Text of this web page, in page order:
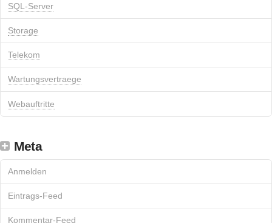
SQL-Server
Storage
Telekom
Wartungsvertraege
Webauftritte
Meta
Anmelden
Eintrags-Feed
Kommentar-Feed